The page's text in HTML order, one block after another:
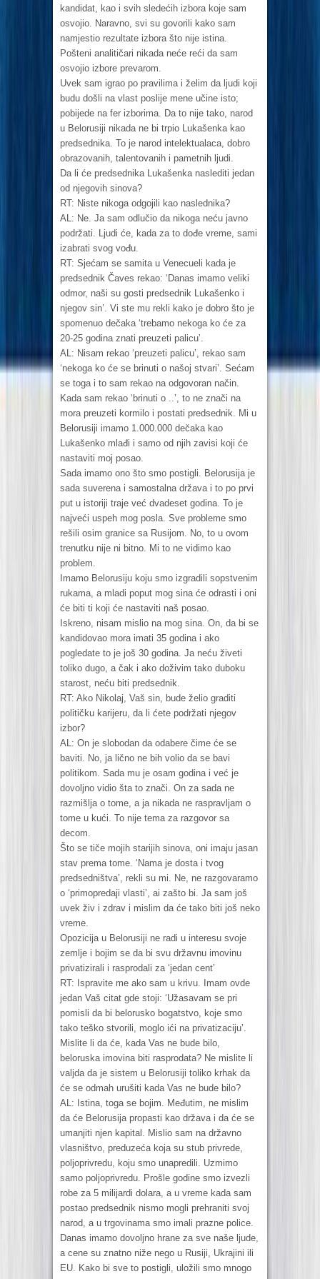
kandidat, kao i svih sledećih izbora koje sam
osvojio. Naravno, svi su govorili kako sam
namjestio rezultate izbora što nije istina.
Pošteni analitičari nikada neće reći da sam
osvojio izbore prevarom.
Uvek sam igrao po pravilima i želim da ljudi koji
budu došli na vlast poslije mene učine isto;
pobijede na fer izborima. Da to nije tako, narod
u Belorusiji nikada ne bi trpio Lukašenka kao
predsednika. To je narod intelektualaca, dobro
obrazovanih, talentovanih i pametnih ljudi.
Da li će predsednika Lukašenka naslediti jedan
od njegovih sinova?
RT: Niste nikoga odgojili kao naslednika?
AL: Ne. Ja sam odlučio da nikoga neću javno
podržati. Ljudi će, kada za to dođe vreme, sami
izabrati svog vođu.
RT: Sjećam se samita u Venecueli kada je
predsednik Čaves rekao: ‘Danas imamo veliki
odmor, naši su gosti predsednik Lukašenko i
njegov sin’. Vi ste mu rekli kako je dobro što je
spomenuo dečaka ‘trebamo nekoga ko će za
20-25 godina znati preuzeti palicu’.
AL: Nisam rekao ‘preuzeti palicu’, rekao sam
‘nekoga ko će se brinuti o našoj stvari’. Sećam
se toga i to sam rekao na odgovoran način.
Kada sam rekao ‘brinuti o ..’, to ne znači na
mora preuzeti kormilo i postati predsednik. Mi u
Belorusiji imamo 1.000.000 dečaka kao
Lukašenko mlađi i samo od njih zavisi koji će
nastaviti moj posao.
Sada imamo ono što smo postigli. Belorusija je
sada suverena i samostalna država i to po prvi
put u istoriji traje već dvadeset godina. To je
najveći uspeh mog posla. Sve probleme smo
rešili osim granice sa Rusijom. No, to u ovom
trenutku nije ni bitno. Mi to ne vidimo kao
problem.
Imamo Belorusiju koju smo izgradili sopstvenim
rukama, a mladi poput mog sina će odrasti i oni
će biti ti koji će nastaviti naš posao.
Iskreno, nisam mislio na mog sina. On, da bi se
kandidovao mora imati 35 godina i ako
pogledate to je još 30 godina. Ja neću živeti
toliko dugo, a čak i ako doživim tako duboku
starost, neću biti predsednik.
RT: Ako Nikolaj, Vaš sin, bude želio graditi
političku karijeru, da li ćete podržati njegov
izbor?
AL: On je slobodan da odabere čime će se
baviti. No, ja lično ne bih volio da se bavi
politikom. Sada mu je osam godina i već je
dovoljno vidio šta to znači. On za sada ne
razmišlja o tome, a ja nikada ne raspravljam o
tome u kući. To nije tema za razgovor sa
decom.
Što se tiče mojih starijih sinova, oni imaju jasan
stav prema tome. ‘Nama je dosta i tvog
predsedništva’, rekli su mi. Ne, ne razgovaramo
o ‘primopredaji vlasti’, ai zašto bi. Ja sam još
uvek živ i zdrav i mislim da će tako biti još neko
vreme.
Opozicija u Belorusiji ne radi u interesu svoje
zemlje i bojim se da bi svu državnu imovinu
privatizirali i rasprodali za ‘jedan cent’
RT: Ispravite me ako sam u krivu. Imam ovde
jedan Vaš citat gde stoji: ‘Užasavam se pri
pomisli da bi belorusko bogatstvo, koje smo
tako teško stvorili, moglo ići na privatizaciju’.
Mislite li da će, kada Vas ne bude bilo,
beloruska imovina biti rasprodata? Ne mislite li
valjda da je sistem u Belorusiji toliko krhak da
će se odmah urušiti kada Vas ne bude bilo?
AL: Istina, toga se bojim. Međutim, ne mislim
da će Belorusija propasti kao država i da će se
umanjiti njen kapital. Mislio sam na državno
vlasništvo, preduzeća koja su stub privrede,
poljoprivredu, koju smo unapredili. Uzmimo
samo poljoprivredu. Prošle godine smo izvezli
robe za 5 milijardi dolara, a u vreme kada sam
postao predsednik nismo mogli prehraniti svoj
narod, a u trgovinama smo imali prazne police.
Danas imamo dovoljno hrane za sve naše ljude,
a cene su znatno niže nego u Rusiji, Ukrajini ili
EU. Kako bi sve to postigli, uložili smo mnogo